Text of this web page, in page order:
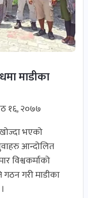
माडीका
१६, २०७७
भएको
आन्दोलित
विश्वकर्माको
गरी माडीका